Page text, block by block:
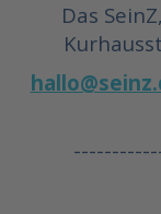
Das